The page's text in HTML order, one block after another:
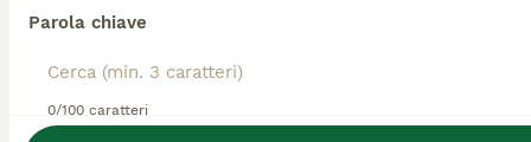
Parola chiave
0/100 caratteri